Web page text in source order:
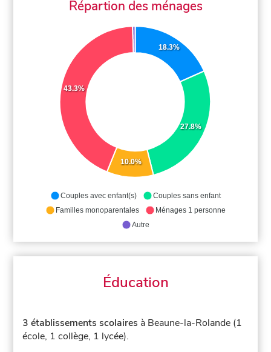
Répartion des ménages
18.3%
27.8%
10.0%
43.3%
Couples avec enfant(s)
Couples sans enfant
Familles monoparentales
Ménages 1 personne
Autre
Éducation
3 établissements scolaires à Beaune-la-Rolande (1
école, 1 collège, 1 lycée).